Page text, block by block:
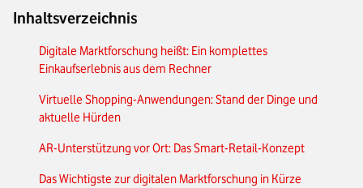
Inhaltsverzeichnis
Digitale Marktforschung heißt: Ein komplettes
Einkaufserlebnis aus dem Rechner
Virtuelle Shopping-Anwendungen: Stand der Dinge und
aktuelle Hürden
AR-Unterstützung vor Ort: Das Smart-Retail-Konzept
Das Wichtigste zur digitalen Marktforschung in Kürze